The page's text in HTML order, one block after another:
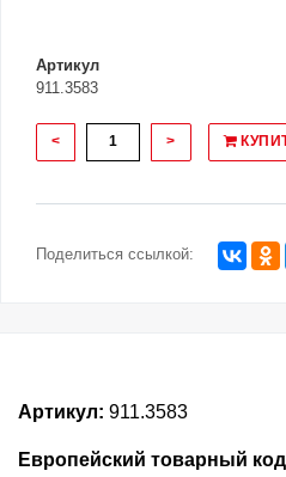
Артикул
911.3583
< >
Поделиться ссылкой:
Артикул: 911.3583
Европейский товарный